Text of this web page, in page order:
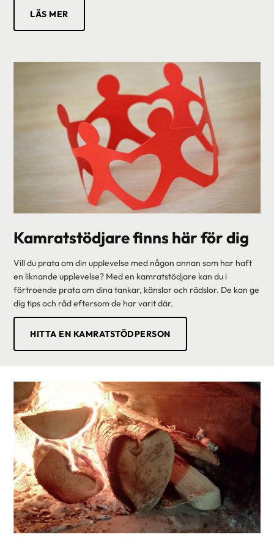
LÄS MER
Kamratstödjare finns här för dig
Vill du prata om din upplevelse med någon annan som har haft
en liknande upplevelse? Med en kamratstödjare kan du i
förtroende prata om dina tankar, känslor och rädslor. De kan ge
dig tips och råd eftersom de har varit där.
HITTA EN KAMRATSTÖDPERSON